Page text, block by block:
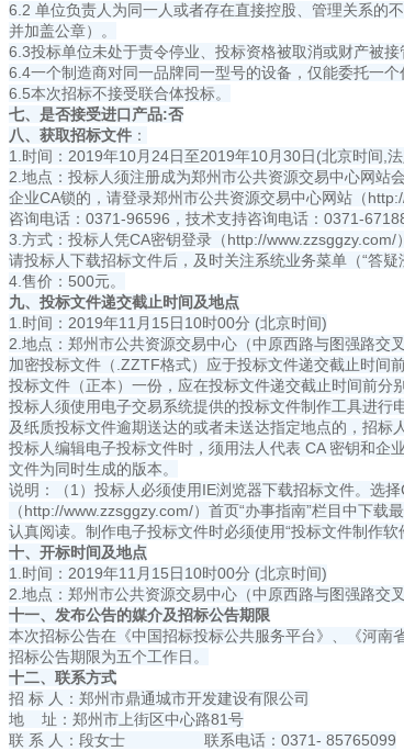
6.2 单位负责人为同一人或者存在直接控股、管理关系的
并加盖公章）。
6.3投标单位未处于责令停业、投标资格被取消或财产被接
6.4一个制造商对同一品牌同一型号的设备，仅能委托一个
6.5本次招标不接受联合体投标。
七、是否接受进口产品:否
八、获取招标文件 ：
1.时间：2019年10月24日至2019年10月30日(北京时间,
2.地点：投标人须注册成为郑州市公共资源交易中心网站
企业CA锁的，请登录郑州市公共资源交易中心网站（
咨询电话：0371-96596，技术支持咨询电话：0371-
3.方式：投标人凭CA密钥登录（http://
请投标人下载招标文件后，及时关注系统业务菜单（“答
4.售价：500元。
九、投标文件递交截止时间及地点
1.时间：2019年11月15日10时00分 (北京时间)
2.地点：郑州市公共资源交易中心（中原西路与图强路交
加密投标文件（.ZZTF格式）应于投标文件递交截止时间
投标文件（正本）一份，应在投标文件递交截止时间前分
投标人须使用电子交易系统提供的投标文件制作工具进行
及纸质投标文件逾期送达的或者未送达指定地点的，招标
投标人编辑电子投标文件时，须用法人代表 CA 密钥和
文件为同时生成的版本。
说明：（1）投标人必须使用IE浏览器下载招标文件。选
（http://www.zzsggzy.com/）首页“办事指南”栏目中下
认真阅读。制作电子投标文件时必须使用“投标文件制作软
十、开标时间及地点
1.时间：2019年11月15日10时00分 (北京时间)
2.地点：郑州市公共资源交易中心（中原西路与图强路交
十一、发布公告的媒介及招标公告期限
本次招标公告在《中国招标投标公共服务平台》、《河南
招标公告期限为五个工作日。
十二、联系方式
招 标 人：郑州市鼎通城市开发建设有限公司
地 址：郑州市上街区中心路81号
联 系 人：段女士 联系电话：0371- 85765099